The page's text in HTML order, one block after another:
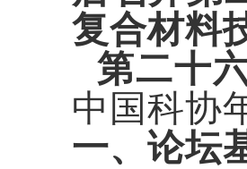
复合材料
第二十
中国科协
一、论坛